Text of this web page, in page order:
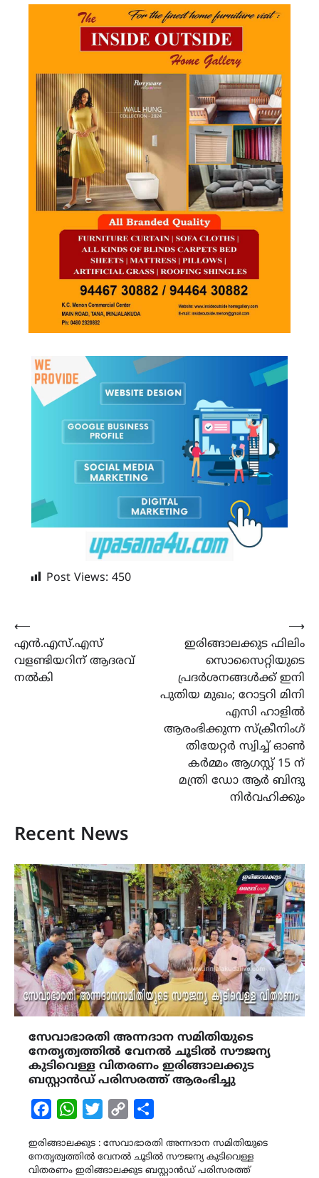
Post Views: 450
Post
navigation
⟵
എൻ.എസ്.എസ്
വളണ്ടിയറിന് ആദരവ്
നൽകി
ഇരിങ്ങാലക്കുട ഫിലിം
സൊസൈറ്റിയുടെ
പ്രദർശനങ്ങൾക്ക് ഇനി
പുതിയ മുഖം; റോട്ടറി മിനി
എസി ഹാളിൽ
ആരംഭിക്കുന്ന സ്ക്രീനിംഗ്
തിയേറ്റർ സ്വിച്ച് ഓൺ
കർമ്മം ആഗസ്റ്റ് 15 ന്
മന്ത്രി ഡോ ആർ ബിന്ദു
നിർവഹിക്കും
⟶
Recent News
സേവാഭാരതി അന്നദാന സമിതിയുടെ
നേതൃത്വത്തിൽ വേനൽ ചൂടിൽ സൗജന്യ
കുടിവെള്ള വിതരണം ഇരിങ്ങാലക്കുട
ബസ്റ്റാൻഡ് പരിസരത്ത് ആരംഭിച്ചു
FacebookWhatsAppTwitterCopy
ഇരിങ്ങാലക്കുട : സേവാഭാരതി അന്നദാന സമിതിയുടെ
നേതൃത്വത്തിൽ വേനൽ ചൂടിൽ സൗജന്യ കുടിവെള്ള
വിതരണം ഇരിങ്ങാലക്കുട ബസ്റ്റാൻഡ് പരിസരത്ത്